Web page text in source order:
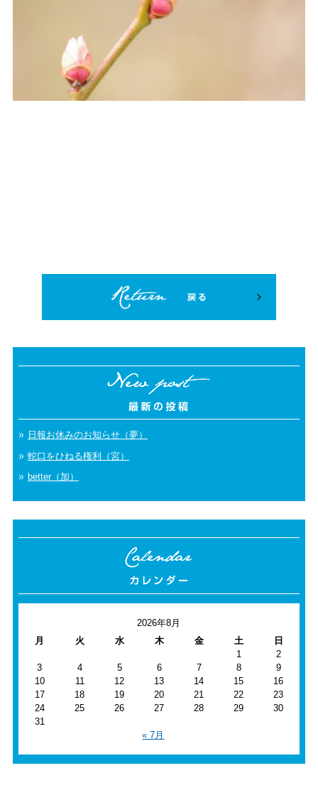
日報お休みのお知らせ（夢）
蛇口をひねる権利（宮）
better（加）
2026年8月
月
火 水 木 金 土
日
1
2
3
4 5 6 7 8
9
10
11 12 13 14 15
16
17
18 19 20 21 22
23
24
25 26 27 28 29
30
31
« 7月